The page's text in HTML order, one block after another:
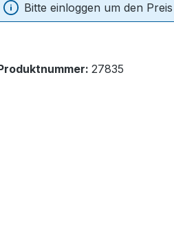
Bitte einloggen um den
27835